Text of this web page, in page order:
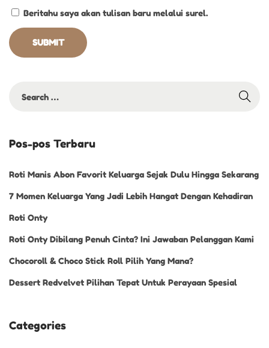
Beritahu saya akan tulisan baru melalui surel.
Pos-pos Terbaru
Roti Manis Abon Favorit Keluarga Sejak Dulu Hingga Sekarang
7 Momen Keluarga Yang Jadi Lebih Hangat Dengan Kehadiran
Roti Onty
Roti Onty Dibilang Penuh Cinta? Ini Jawaban Pelanggan Kami
Chocoroll & Choco Stick Roll Pilih Yang Mana?
Dessert Redvelvet Pilihan Tepat Untuk Perayaan Spesial
Categories